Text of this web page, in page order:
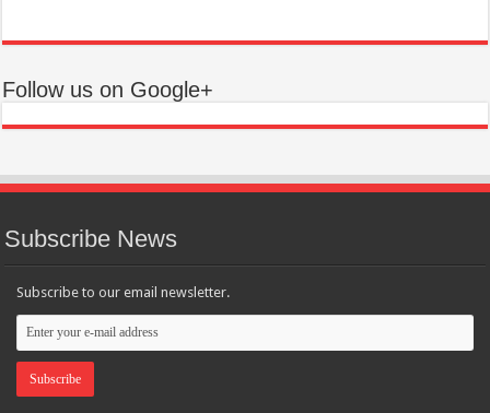
Follow us on Google+
Subscribe News
Subscribe to our email newsletter.